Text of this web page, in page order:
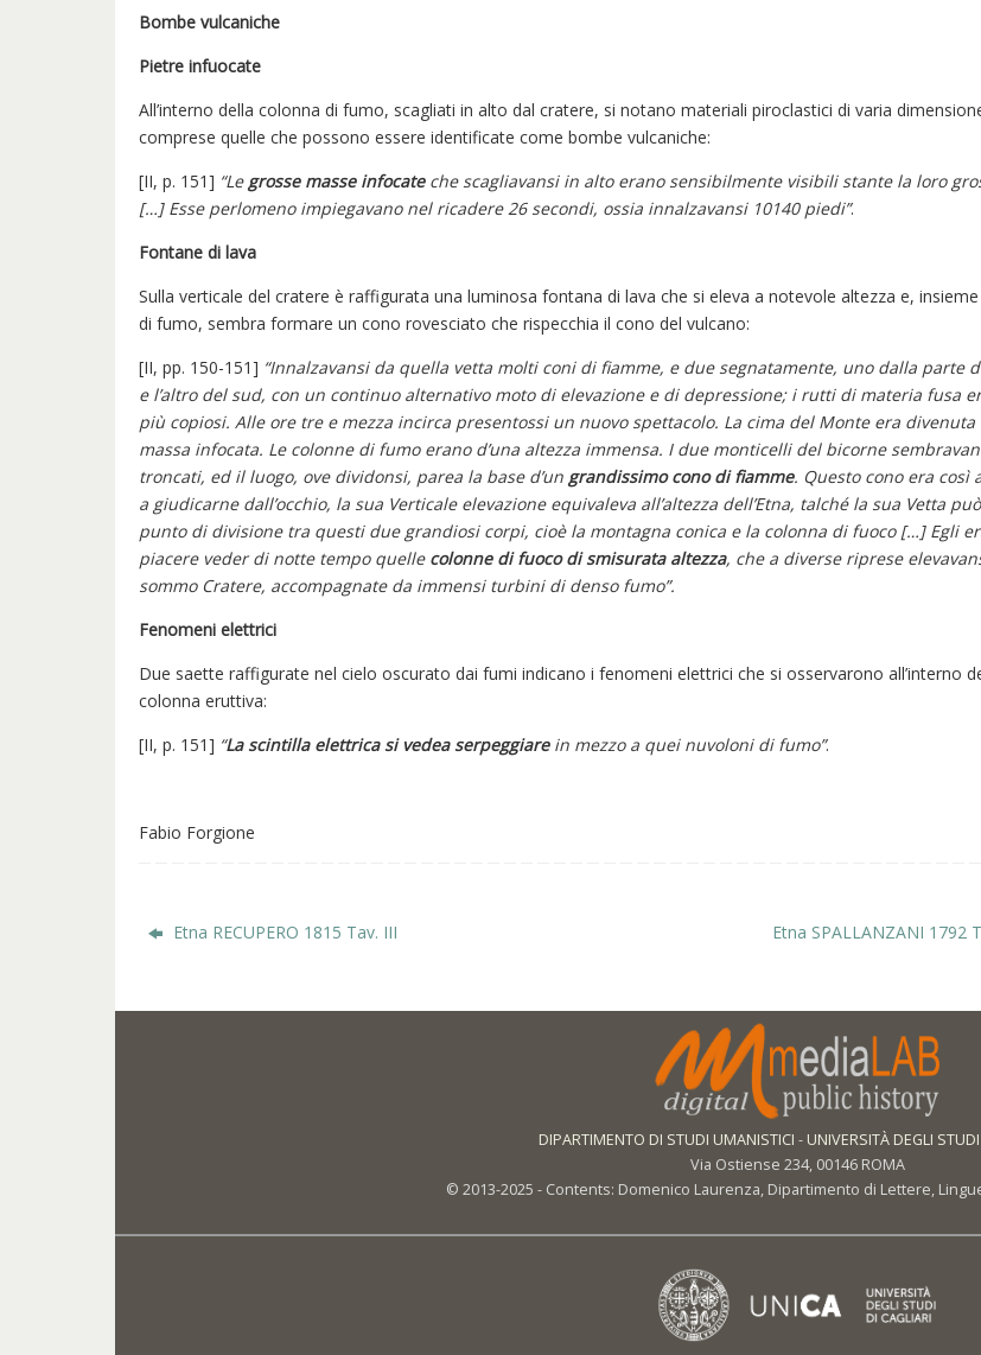
Bombe vulcaniche
Pietre infuocate
All’interno della colonna di fumo, scagliati in alto dal cratere, si notano materiali piroclastici di varia
comprese quelle che possono essere identificate come bombe vulcaniche:
[II, p. 151] “Le grosse masse infocateche scagliavansi in alto erano sensibilmente visibili stante la loro
[…] Esse perlomeno impiegavano nel ricadere 26 secondi, ossia innalzavansi 10140 piedi”.
Fontane di lava
Sulla verticale del cratere è raffigurata una luminosa fontana di lava che si eleva a notevole altezza e,
di fumo, sembra formare un cono rovesciato che rispecchia il cono del vulcano:
[II, pp. 150-151] “Innalzavansi da quella vetta molti coni di fiamme, e due segnatamente, uno dalla parte
e l’altro del sud, con un continuo alternativo moto di elevazione e di depressione; i rutti di materia fusa
più copiosi. Alle ore tre e mezza incirca presentossi un nuovo spettacolo. La cima del Monte era divenuta
massa infocata. Le colonne di fumo erano d’una altezza immensa. I due monticelli del bicorne
troncati, ed il luogo, ove dividonsi, parea la base d’un grandissimo cono di fiamme. Questo cono era così
a giudicarne dall’occhio, la sua Verticale elevazione equivaleva all’altezza dell’Etna, talché la sua Vetta
punto di divisione tra questi due grandiosi corpi, cioè la montagna conica e la colonna di fuoco […] Egli
piacere veder di notte tempo quelle colonne di fuoco di smisurata altezza, che a diverse riprese
sommo Cratere, accompagnate da immensi turbini di denso fumo”.
Fenomeni elettrici
Due saette raffigurate nel cielo oscurato dai fumi indicano i fenomeni elettrici che si osservarono all’interno
colonna eruttiva:
[II, p. 151] “La scintilla elettrica si vedea serpeggiarein mezzo a quei nuvoloni di fumo”.
Fabio Forgione
Etna RECUPERO 1815 Tav. III Etna SPALLANZANI 1792
DIPARTIMENTO DI STUDI UMANISTICI - UNIVERSITÀ DEGLI
Via Ostiense 234, 00146 ROMA
© 2013-2025 - Contents: Domenico Laurenza, Dipartimento di Lettere,